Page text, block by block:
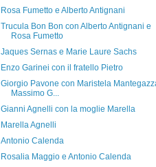
Rosa Fumetto e Alberto Antignani
Trucula Bon Bon con Alberto Antignani e
Rosa Fumetto
Jaques Sernas e Marie Laure Sachs
Enzo Garinei con il fratello Pietro
Giorgio Pavone con Maristela
Massimo G...
Gianni Agnelli con la moglie Marella
Marella Agnelli
Antonio Calenda
Rosalia Maggio e Antonio Calenda